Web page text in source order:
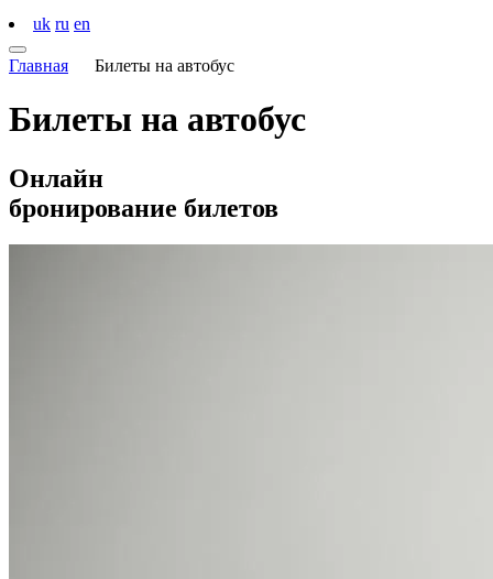
uk ru en
Главная Билеты на автобус
Билеты на автобус
Онлайн
бронирование билетов